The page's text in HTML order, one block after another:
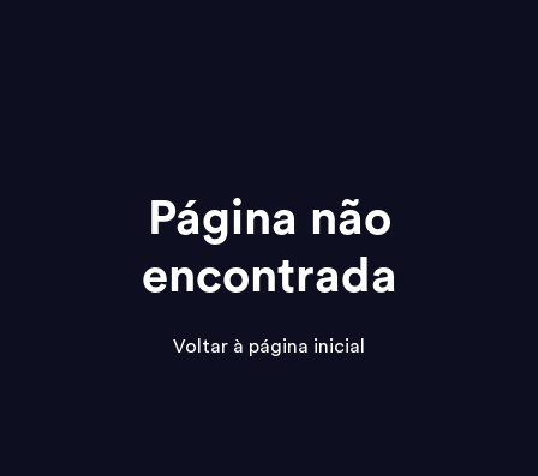
Página não
encontrada
Voltar à página inicial